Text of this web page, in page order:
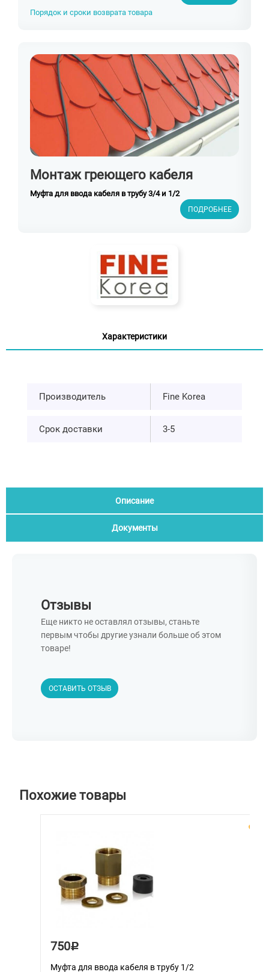
Порядок и сроки возврата товара
Монтаж греющего кабеля
Муфта для ввода кабеля в трубу 3/4 и 1/2
ПОДРОБНЕЕ
Характеристики
Производитель Fine Korea
Срок доставки 3-5
Описание
Документы
Отзывы
Еще никто не оставлял отзывы, станьте
первым чтобы другие узнали больше об этом
товаре!
ОСТАВИТЬ ОТЗЫВ
Похожие товары
750Р
Муфта для ввода кабеля в трубу 1/2